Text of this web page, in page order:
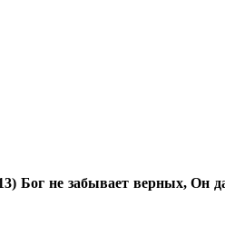
Бог не забывает верных, Он